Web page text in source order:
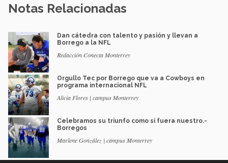
Notas Relacionadas
Dan cátedra con talento y pasión y llevan a
Borrego a la NFL
Redacción Conecta Monterrey
Orgullo Tec por Borrego que va a Cowboys en
programa internacional NFL
Alicia Flores | campus Monterrey
Celebramos su triunfo como si fuera nuestro.-
Borregos
Marlene González | campus Monterrey